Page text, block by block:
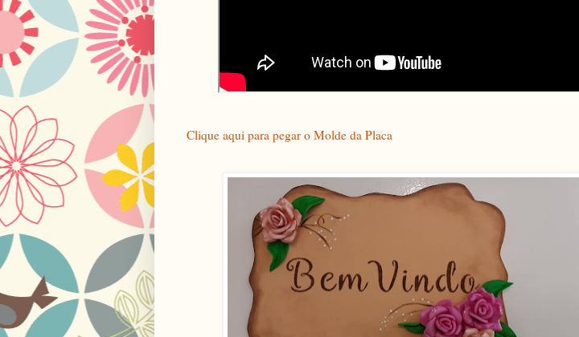
Clique aqui para pegar o Molde da Placa